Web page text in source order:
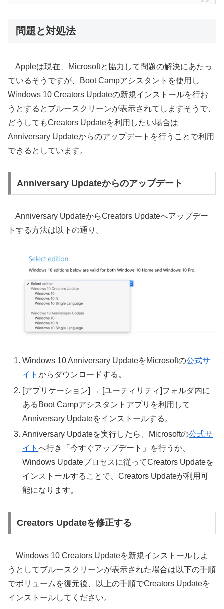
問題と対処法
Appleは現在、Microsoftと協力して問題の解決にあたっ
ているそうですが、Boot Campアシスタントを使用し
Windows 10 Creators Updateの新規インストールを行お
うとするとブルースクリーンが表示されてしますそうで、
どうしてもCreators Updateを利用したい場合は
Anniversary Updateからのアップデートを行うことで利用
できるとしています。
Anniversary Updateからのアップデート
Anniversary UpdateからCreators Updateへアップデー
トする方法は以下の通り。
Windows 10 Anniversary UpdateをMicrosoftの公式サ
イトからダウンロードする。
[アプリケーション] → [ユーティリティ]フォルダ内に
あるBoot Campアシスタントアプリを利用して
Anniversary Updateをインストールする。
Anniversary Updateを実行したら、Microsoftの公式サ
イトへ行き「今すぐアップデート」を行うか、
Windows Updateプロセスに従ってCreators Updateを
インストールすることで、Creators Updateが利用可
能になります。
Creators Updateを修正する
Windows 10 Creators Updateを新規インストールしよ
うとしてブルースクリーンが表示された場合は以下の手順
でボリュームを復元後、以上の手順でCreators Updateを
インストールしてください。